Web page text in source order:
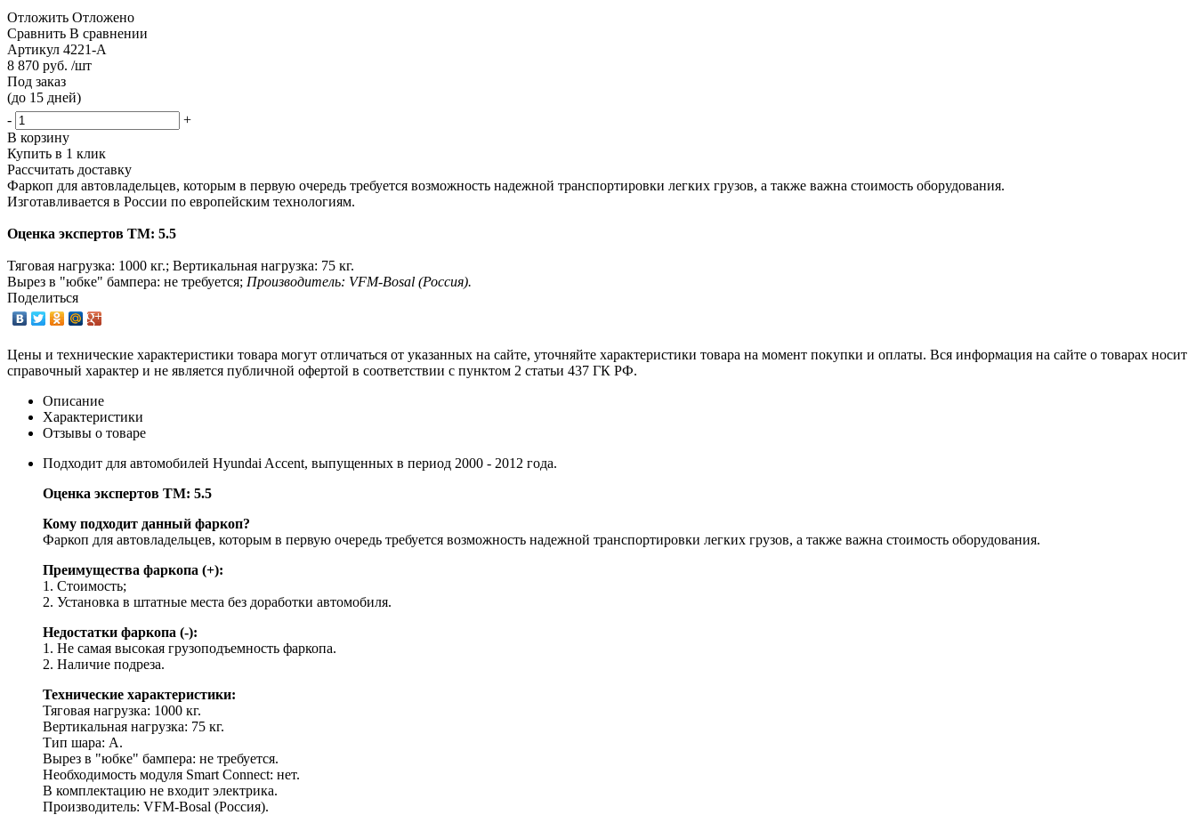
Отложить Отложено
Сравнить В сравнении
Артикул 4221-A
8 870 руб. /шт
Под заказ
(до 15 дней)
-
+
В корзину
Купить в 1 клик
Рассчитать доставку
Фаркоп для автовладельцев, которым в первую очередь требуется возможность надежной транспортировки легких грузов, а также важна стоимость оборудования.
Изготавливается в России по европейским технологиям.
Оценка экспертов ТМ: 5.5
Тяговая нагрузка: 1000 кг.; Вертикальная нагрузка: 75 кг.
Вырез в "юбке" бампера: не требуется; Производитель: VFM-Bosal (Россия).
Поделиться
Цены и технические характеристики товара могут отличаться от указанных на сайте, уточняйте характеристики товара на момент покупки и оплаты. Вся информация на сайте о товарах носит
справочный характер и не является публичной офертой в соответствии с пунктом 2 статьи 437 ГК РФ.
Описание
Характеристики
Отзывы о товаре
Подходит для автомобилей Hyundai Accent, выпущенных в период 2000 - 2012 года.
Оценка экспертов ТМ: 5.5
Кому подходит данный фаркоп?
Фаркоп для автовладельцев, которым в первую очередь требуется возможность надежной транспортировки легких грузов, а также важна стоимость оборудования.
Преимущества фаркопа (+):
1. Стоимость;
2. Установка в штатные места без доработки автомобиля.
Недостатки фаркопа (-):
1. Не самая высокая грузоподъемность фаркопа.
2. Наличие подреза.
Технические характеристики:
Тяговая нагрузка: 1000 кг.
Вертикальная нагрузка: 75 кг.
Тип шара: A.
Вырез в "юбке" бампера: не требуется.
Необходимость модуля Smart Connect: нет.
В комплектацию не входит электрика.
Производитель: VFM-Bosal (Россия).